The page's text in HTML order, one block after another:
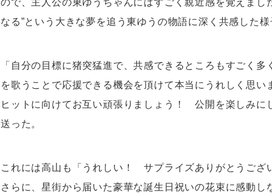
ので、主人公の東ゆうちゃんにはすごく親近感を覚えまし
なる”という大きな夢を追う東ゆうの物語に深く共感した様
「自分の目標に猪突猛進で、共感できるところもすごく
を歌うことで応援できる機会を頂けて本当にうれしく思
ヒットに向けてお互い頑張りましょう！ 公開を楽しみに
送った。
これには高山も「うれしい！ サプライズありがとうござ
さらに、星街から届いた豪華な誕生日祝いの花束に感動し